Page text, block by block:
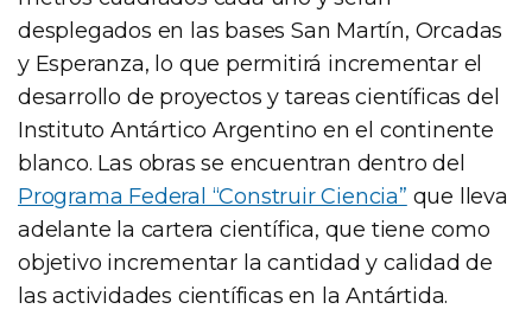
desplegados en las bases San Martín, Orcadas
y Esperanza, lo que permitirá incrementar el
desarrollo de proyectos y tareas científicas del
Instituto Antártico Argentino en el continente
blanco. Las obras se encuentran dentro del
Programa Federal “Construir Ciencia” que lleva
adelante la cartera científica, que tiene como
objetivo incrementar la cantidad y calidad de
las actividades científicas en la Antártida.